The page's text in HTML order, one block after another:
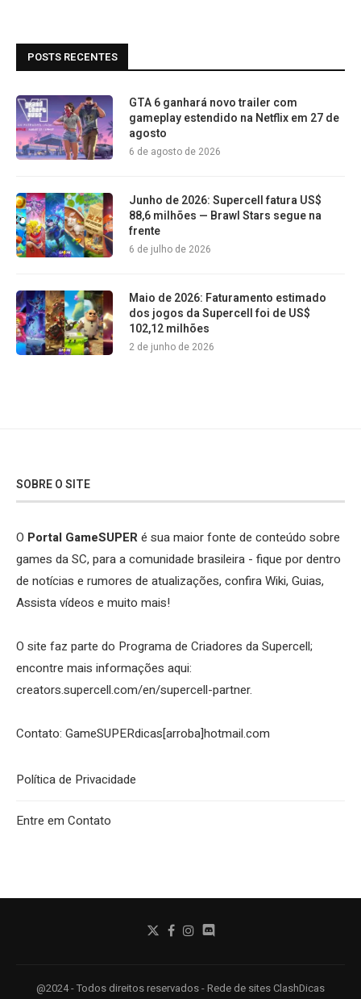
POSTS RECENTES
GTA 6 ganhará novo trailer com
gameplay estendido na Netflix em 27 de
agosto
6 de agosto de 2026
Junho de 2026: Supercell fatura US$
88,6 milhões — Brawl Stars segue na
frente
6 de julho de 2026
Maio de 2026: Faturamento estimado
dos jogos da Supercell foi de US$
102,12 milhões
2 de junho de 2026
SOBRE O SITE
O Portal GameSUPERé sua maior fonte de conteúdo sobre
games da SC, para a comunidade brasileira - fique por dentro
de notícias e rumores de atualizações, confira Wiki, Guias,
Assista vídeos e muito mais!
O site faz parte do Programa de Criadores da Supercell;
encontre mais informações aqui:
creators.supercell.com/en/supercell-partner.
Contato: GameSUPERdicas[arroba]hotmail.com
Política de Privacidade
Entre em Contato
@2024 - Todos direitos reservados - Rede de sites ClashDicas